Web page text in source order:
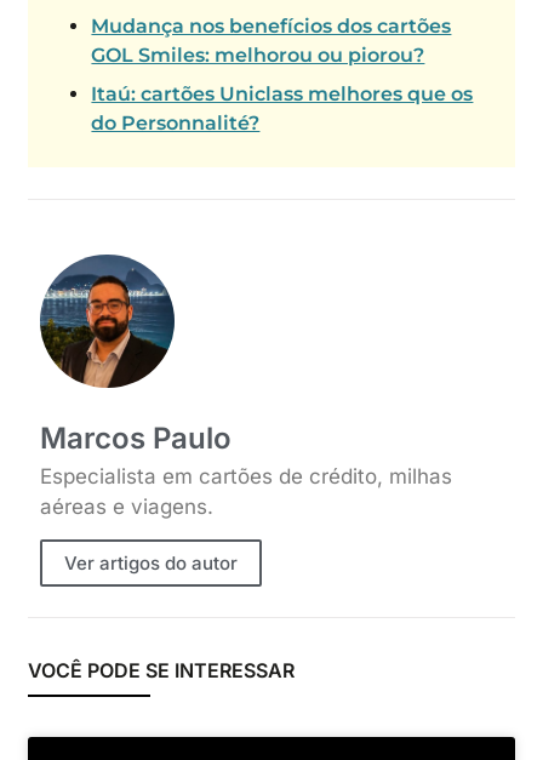
Mudança nos benefícios dos cartões
GOL Smiles: melhorou ou piorou?
Itaú: cartões Uniclass melhores que os
do Personnalité?
Marcos Paulo
Especialista em cartões de crédito, milhas
aéreas e viagens.
Ver artigos do autor
VOCÊ PODE SE INTERESSAR